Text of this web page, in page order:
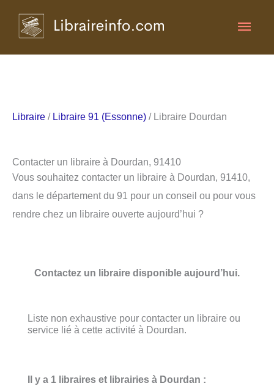
Libraire / Libraire 91 (Essonne) / Libraire Dourdan
Contacter un libraire à Dourdan, 91410
Vous souhaitez contacter un libraire à Dourdan, 91410,
dans le département du 91 pour un conseil ou pour vous
rendre chez un libraire ouverte aujourd’hui ?
Contactez un libraire disponible aujourd’hui.
Liste non exhaustive pour contacter un libraire ou
service lié à cette activité à Dourdan.
Il y a 1 libraires et librairies à Dourdan :